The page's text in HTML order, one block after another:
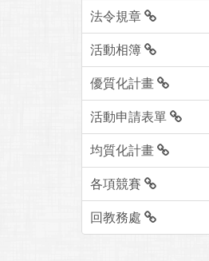
法令規章
活動相簿
優質化計畫
活動申請表單
均質化計畫
各項競賽
回教務處